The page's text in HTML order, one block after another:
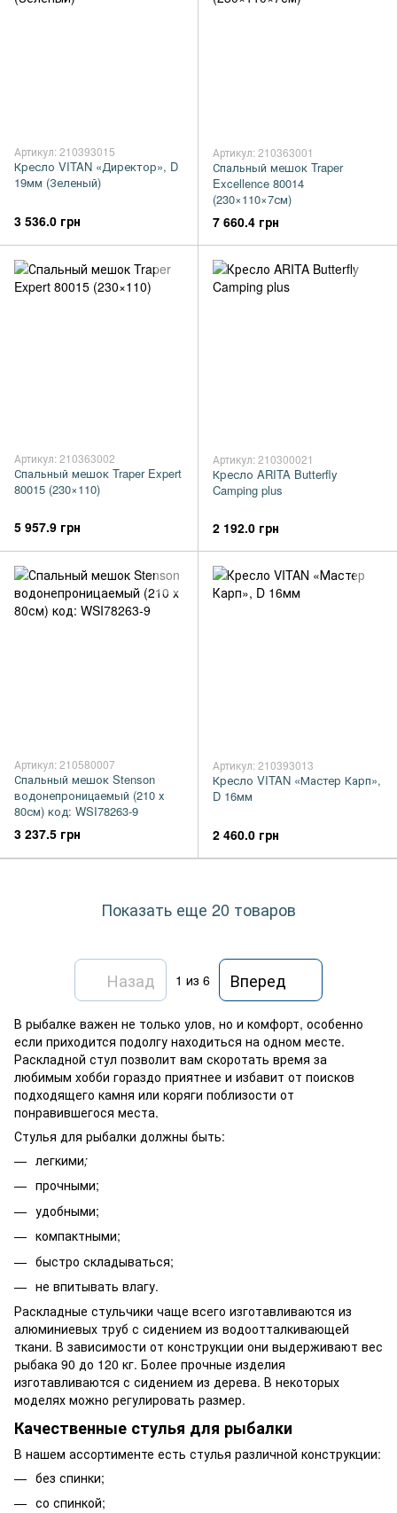
Артикул: 210393015
Кресло VITAN «Директор», D
19мм (Зеленый)
3 536.0 грн
Артикул: 210363001
Спальный мешок Traper
Excellence 80014
(230×110×7см)
7 660.4 грн
Артикул: 210363002
Спальный мешок Traper Expert
80015 (230×110)
5 957.9 грн
Артикул: 210300021
Кресло ARITA Butterfly
Camping plus
2 192.0 грн
Артикул: 210580007
Спальный мешок Stenson
водонепроницаемый (210 х
80см) код: WSI78263-9
3 237.5 грн
Артикул: 210393013
Кресло VITAN «Мастер Карп»,
D 16мм
2 460.0 грн
Показать еще 20 товаров
Назад 1 из 6 Вперед
В рыбалке важен не только улов, но и комфорт, особенно
если приходится подолгу находиться на одном месте.
Раскладной стул позволит вам скоротать время за
любимым хобби гораздо приятнее и избавит от поисков
подходящего камня или коряги поблизости от
понравившегося места.
Стулья для рыбалки должны быть:
легкими;
прочными;
удобными;
компактными;
быстро складываться;
не впитывать влагу.
Раскладные стульчики чаще всего изготавливаются из
алюминиевых труб с сидением из водоотталкивающей
ткани. В зависимости от конструкции они выдерживают вес
рыбака 90 до 120 кг. Более прочные изделия
изготавливаются с сидением из дерева. В некоторых
моделях можно регулировать размер.
Качественные стулья для рыбалки
В нашем ассортименте есть стулья различной конструкции:
без спинки;
со спинкой;